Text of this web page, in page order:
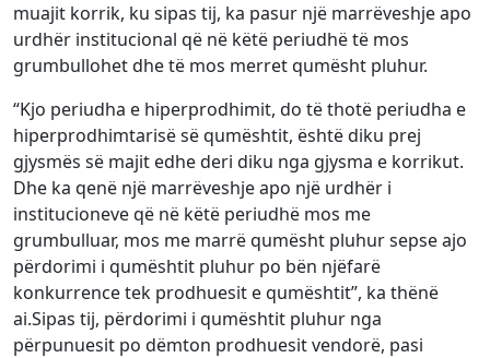
muajit korrik, ku sipas tij, ka pasur një marrëveshje apo
urdhër institucional që në këtë periudhë të mos
grumbullohet dhe të mos merret qumësht pluhur.
“Kjo periudha e hiperprodhimit, do të thotë periudha e
hiperprodhimtarisë së qumështit, është diku prej
gjysmës së majit edhe deri diku nga gjysma e korrikut.
Dhe ka qenë një marrëveshje apo një urdhër i
institucioneve që në këtë periudhë mos me
grumbulluar, mos me marrë qumësht pluhur sepse ajo
përdorimi i qumështit pluhur po bën njëfarë
konkurrence tek prodhuesit e qumështit”, ka thënë
ai.Sipas tij, përdorimi i qumështit pluhur nga
përpunuesit po dëmton prodhuesit vendorë, pasi